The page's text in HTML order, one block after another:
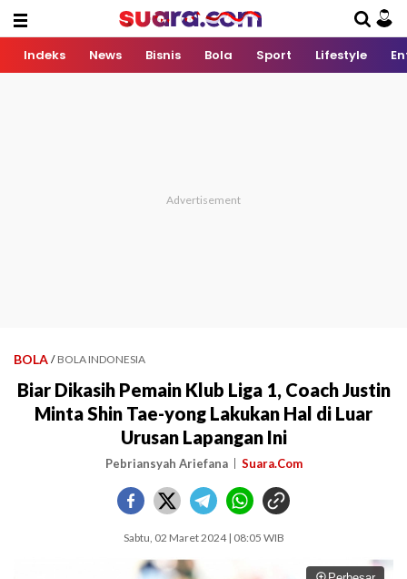
Indeks News Bisnis Bola Sport Lifestyle
BOLA / BOLA INDONESIA
Biar Dikasih Pemain Klub Liga 1, Coach Justin
Minta Shin Tae-yong Lakukan Hal di Luar
Urusan Lapangan Ini
Pebriansyah Ariefana Suara.Com
Sabtu, 02 Maret 2024 | 08:05 WIB